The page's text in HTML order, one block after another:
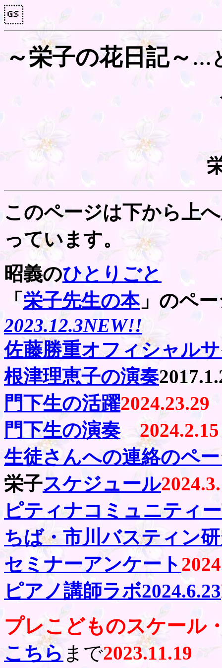
～栄子の花日記～ …
このページは下から上
っています。
昭義のひとりごと
「 栄子先生の本」のペ
2023.12.3NEW!!
佐藤勝重オフィシャル
根津理恵子の演奏
門下生の活躍2024.23.29
門下生の演奏2024.2.15
生徒さんへの連絡のペ
栄子スケジュール
ピティナコミュニティ
ちば・市川バスティン
セミナーアンケート
ピアノ講師ラボ2024.6.23
プレこどものスケール
こちら まで2023.11.19